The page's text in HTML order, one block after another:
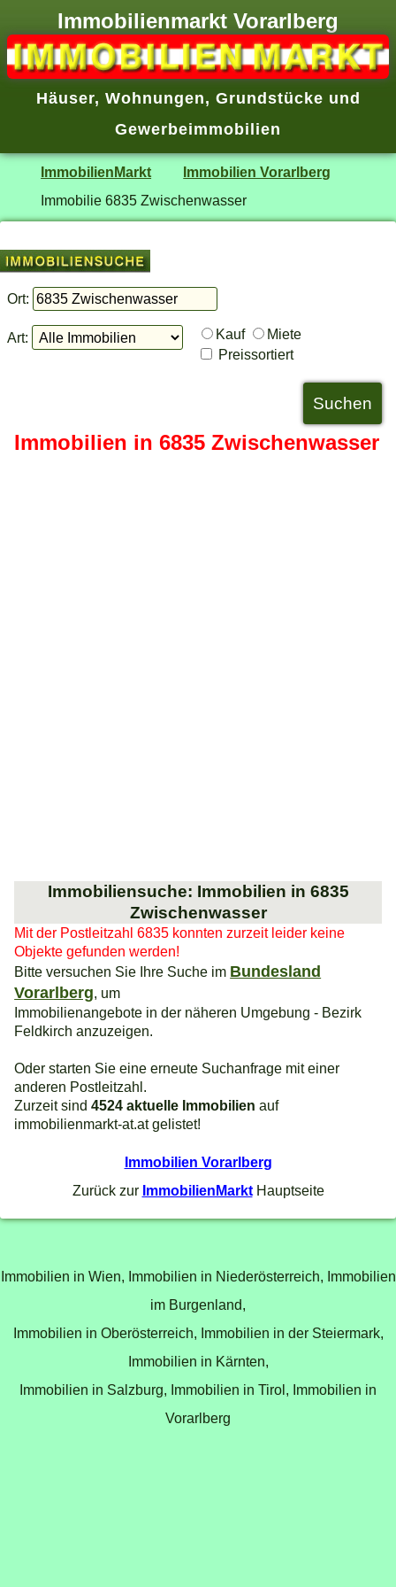
Immobilienmarkt Vorarlberg
Häuser, Wohnungen, Grundstücke und
Gewerbeimmobilien
ImmobilienMarkt
Immobilien Vorarlberg
Immobilie 6835 Zwischenwasser
Ort:
Art: Kauf
Miete
Preissortiert
Immobilien in 6835 Zwischenwasser
Immobiliensuche: Immobilien in 6835
Zwischenwasser
Mit der Postleitzahl 6835 konnten zurzeit leider keine
Objekte gefunden werden!
Bitte versuchen Sie Ihre Suche im Bundesland
Vorarlberg, um
Immobilienangebote in der näheren Umgebung - Bezirk
Feldkirch anzuzeigen.
Oder starten Sie eine erneute Suchanfrage mit einer
anderen Postleitzahl.
Zurzeit sind4524 aktuelle Immobilien auf
immobilienmarkt-at.at gelistet!
Immobilien Vorarlberg
Zurück zur ImmobilienMarktHauptseite
Immobilien in Wien, Immobilien in Niederösterreich, Immobilien
im Burgenland,
Immobilien in Oberösterreich, Immobilien in der Steiermark,
Immobilien in Kärnten,
Immobilien in Salzburg, Immobilien in Tirol, Immobilien in
Vorarlberg